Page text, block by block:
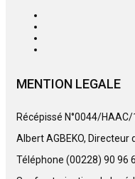
MENTION LEGALE
Récépissé N°0044/
Albert AGBEKO, Directeur
Téléphone (00228) 90 96